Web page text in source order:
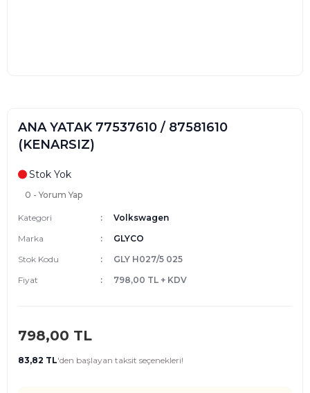
ANA YATAK 77537610 / 87581610
(KENARSIZ)
Stok Yok
0 - Yorum Yap
Kategori
Volkswagen
Marka
GLYCO
Stok Kodu
GLY H027/5 025
Fiyat
798,00 TL + KDV
798,00 TL
83,82 TL'den başlayan taksit seçenekleri!